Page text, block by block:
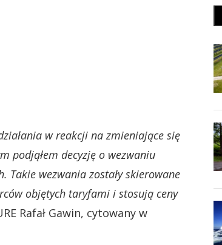
w reakcji na zmieniające się
podjąłem decyzję o wezwaniu
Takie wezwania zostały skierowane
objętych taryfami i stosują ceny
Rafał Gawin, cytowany w